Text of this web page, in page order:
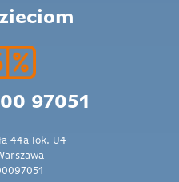
97051
44a lok. U4